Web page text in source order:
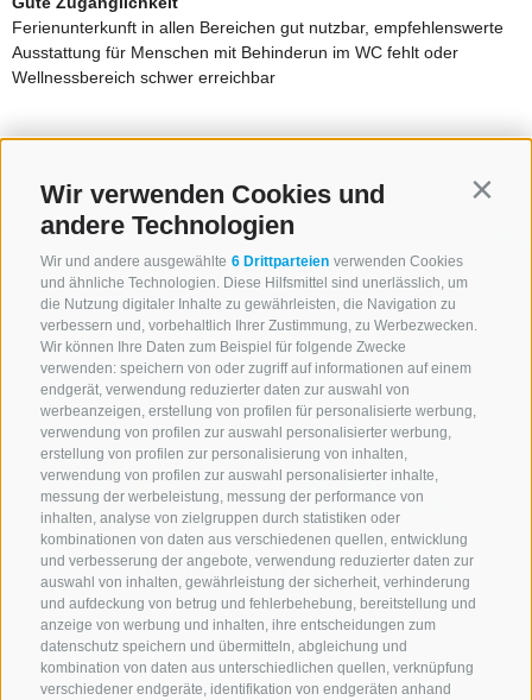
Wir verwenden Cookies und
andere Technologien
Wir und andere ausgewählte 6 Drittparteien verwenden Cookies
und ähnliche Technologien. Diese Hilfsmittel sind unerlässlich, um
die Nutzung digitaler Inhalte zu gewährleisten, die Navigation zu
verbessern und, vorbehaltlich Ihrer Zustimmung, zu Werbezwecken.
Wir können Ihre Daten zum Beispiel für folgende Zwecke
verwenden: speichern von oder zugriff auf informationen auf einem
endgerät, verwendung reduzierter daten zur auswahl von
werbeanzeigen, erstellung von profilen für personalisierte werbung,
verwendung von profilen zur auswahl personalisierter werbung,
erstellung von profilen zur personalisierung von inhalten,
verwendung von profilen zur auswahl personalisierter inhalte,
messung der werbeleistung, messung der performance von
inhalten, analyse von zielgruppen durch statistiken oder
kombinationen von daten aus verschiedenen quellen, entwicklung
und verbesserung der angebote, verwendung reduzierter daten zur
auswahl von inhalten, gewährleistung der sicherheit, verhinderung
und aufdeckung von betrug und fehlerbehebung, bereitstellung und
anzeige von werbung und inhalten, ihre entscheidungen zum
datenschutz speichern und übermitteln, abgleichung und
kombination von daten aus unterschiedlichen quellen, verknüpfung
verschiedener endgeräte, identifikation von endgeräten anhand
KONTAKTIERE UNS
+39 0472 765 521
info@rosskopf.com